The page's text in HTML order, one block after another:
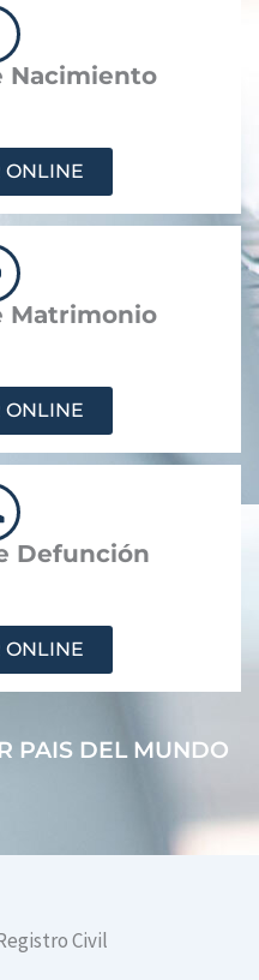
Nacimiento
ONLINE
Matrimonio
ONLINE
Defunción
ONLINE
PAIS DEL MUNDO
Civil